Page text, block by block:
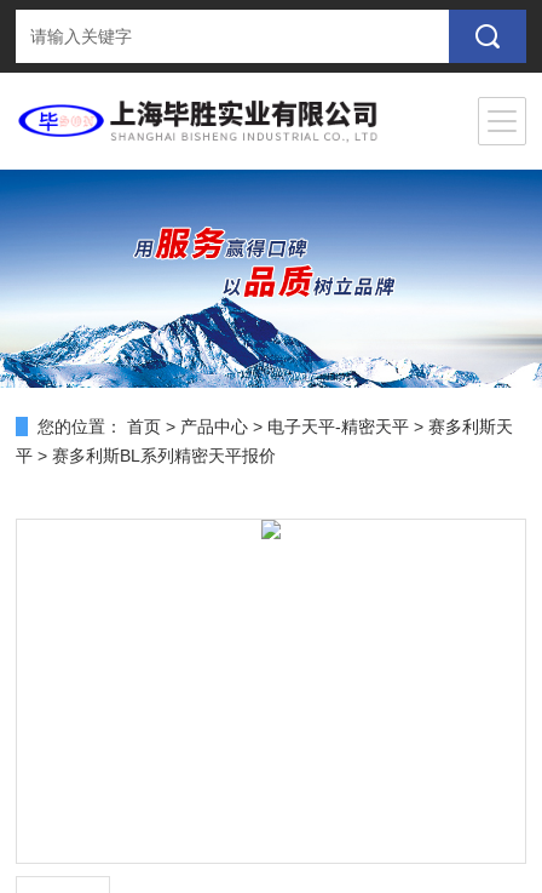
您的位置： 首页 > 产品中心 > 电子天平-精密天平 >赛多利斯天
平 > 赛多利斯BL系列精密天平报价